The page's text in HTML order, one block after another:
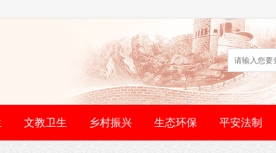
文教卫生 乡村振兴 生态环保 平安法制